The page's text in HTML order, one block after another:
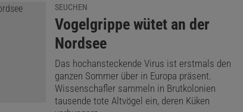
SEUCHEN
:
Vogelgrippe wütet an der
Nordsee
Das hochansteckende Virus ist erstmals den
ganzen Sommer über in Europa präsent.
Wissenschafler sammeln in Brutkolonien
tausende tote Altvögel ein, deren Küken